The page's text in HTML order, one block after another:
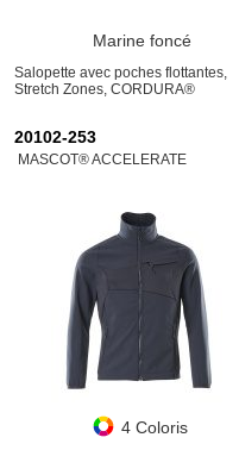
Marine foncé
Salopette avec poches flottantes,
Stretch Zones, CORDURA®
20102-253
MASCOT® ACCELERATE
4 Coloris